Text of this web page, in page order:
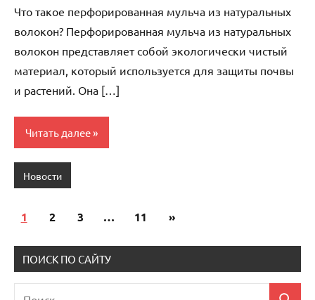
Что такое перфорированная мульча из натуральных
волокон? Перфорированная мульча из натуральных
волокон представляет собой экологически чистый
материал, который используется для защиты почвы
и растений. Она […]
Читать далее
Новости
записей
1 2 3 … 11
Следующие
»
ПОИСК ПО САЙТУ